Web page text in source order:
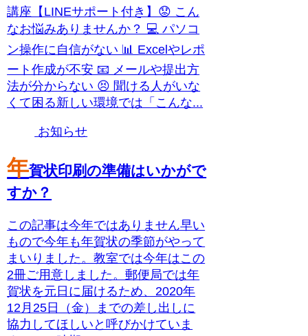
講座【LINEサポート付き】😟 こん
なお悩みありませんか？ 💻 パソコ
ン操作に自信がない 📊 Excelやレポ
ート作成が不安 📧 メールや提出方
法が分からない 😣 聞ける人がいな
くて困る新しい環境では「こんな...
お知らせ
年賀状印刷の準備はいかがで
すか？
この記事は今年ではありません早い
もので今年も年賀状の季節がやって
まいりました。教室では今年はこの
2冊ご用意しました。郵便局では年
賀状を元日に届けるため、2020年
12月25日（金）までの差し出しに
協力してほしいと呼びかけていま